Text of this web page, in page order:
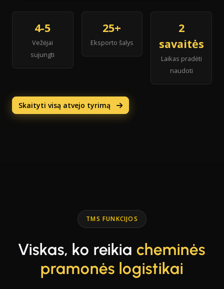
4-5
Vežėjai
sujungti
25+
Eksporto šalys
2
savaitės
Laikas pradėti
naudoti
Skaityti visą atvejo tyrimą
TMS FUNKCIJOS
Viskas, ko reikiacheminės
pramonės logistikai